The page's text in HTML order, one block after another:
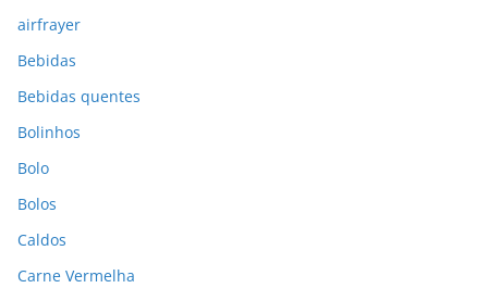
airfrayer
Bebidas
Bebidas quentes
Bolinhos
Bolo
Bolos
Caldos
Carne Vermelha